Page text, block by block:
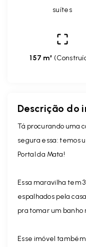
suítes
157 m² (
Descrição do
Tá procurando uma
segura essa: temos
Portal da Mata!
Essa maravilha tem
espalhados pela
pra tomar um banho
Esse imóvel